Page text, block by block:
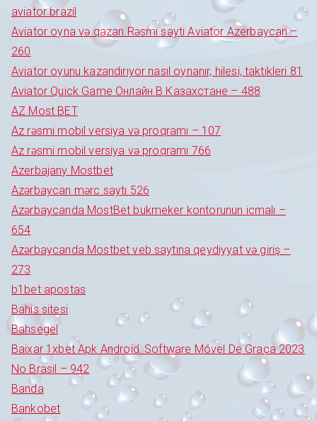
aviator brazil
Aviator oyna və qazan Rəsmi sayti Aviator Azerbaycan –
260
Aviator oyunu kazandırıyor nasıl oynanır, hilesi, taktikleri 81
Aviator Quick Game Онлайн В Казахстане – 488
AZ Most BET
Az rəsmi mobil versiya və proqramı – 107
Az rəsmi mobil versiya və proqramı 766
Azerbajany Mostbet
Azərbaycan mərc saytı 526
Azərbaycanda MostBet bukmeker kontorunun icmalı –
654
Azərbaycanda Mostbet veb saytına qeydiyyat və giriş –
273
b1bet apostas
Bahis sitesi
Bahsegel
Baixar 1xbet Apk Android: Software Móvel De Graça 2023
No Brasil – 942
Banda
Bankobet